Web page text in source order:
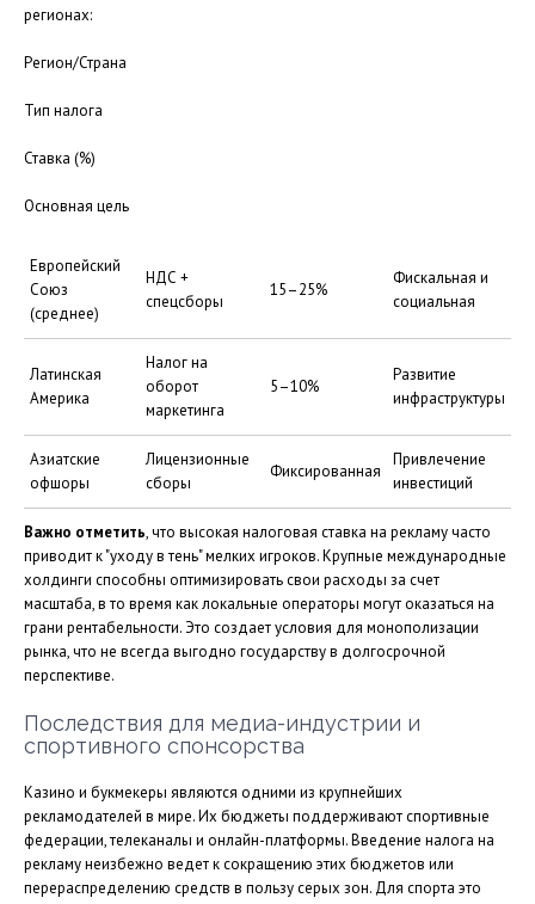
регионах:
Регион/Страна
Тип налога
Ставка (%)
Основная цель
Европейский
Союз
(среднее)
НДС +
спецсборы
15–25%
Фискальная и
социальная
Латинская
Америка
Налог на
оборот
маркетинга
5–10%
Развитие
инфраструктуры
Азиатские
офшоры
Лицензионные
сборы
Фиксированная
Привлечение
инвестиций
Важно отметить, что высокая налоговая ставка на рекламу часто
приводит к "уходу в тень" мелких игроков. Крупные международные
холдинги способны оптимизировать свои расходы за счет
масштаба, в то время как локальные операторы могут оказаться на
грани рентабельности. Это создает условия для монополизации
рынка, что не всегда выгодно государству в долгосрочной
перспективе.
Последствия для медиа-индустрии и
спортивного спонсорства
Казино и букмекеры являются одними из крупнейших
рекламодателей в мире. Их бюджеты поддерживают спортивные
федерации, телеканалы и онлайн-платформы. Введение налога на
рекламу неизбежно ведет к сокращению этих бюджетов или
перераспределению средств в пользу серых зон. Для спорта это